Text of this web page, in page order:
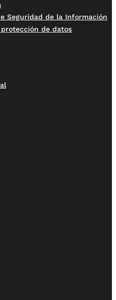
Seguridad de la Información
de datos